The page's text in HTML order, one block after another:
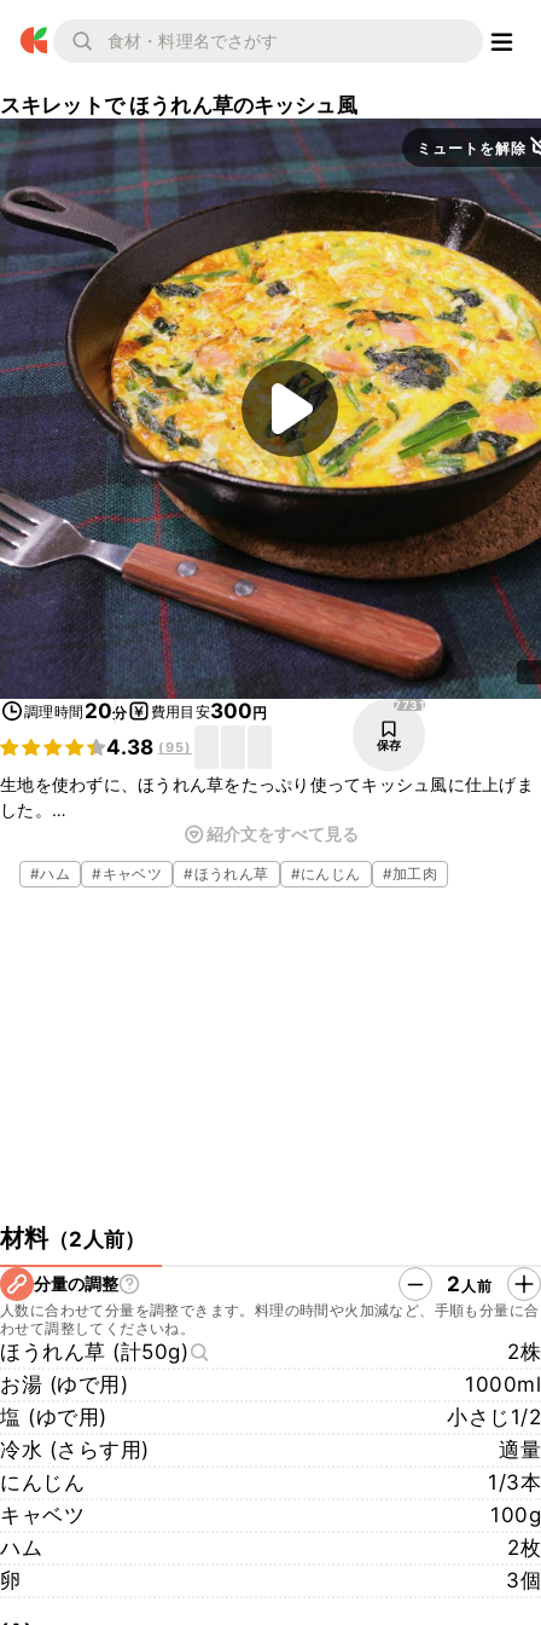
スキレットで ほうれん草のキッシュ風
ミュートを解除
調理時間 20分 費用目安300円
4.38 (95)
7731
保存
生地を使わずに、ほうれん草をたっぷり使ってキッシュ風に仕上げま
した。
野菜がたくさん入っていて彩りもきれいなので、パーティなどにもお
すすめですよ。
生地がないので作る手間もかからず、混ぜ合わせて焼くだけの簡単レ
紹介文をすべて見る
#ハム #キャベツ #ほうれん草 #にんじん #加工肉
材料（2人前）
分量の調整 2 人前
人数に合わせて分量を調整できます。料理の時間や火加減など、手順も分量に合
わせて調整してくださいね。
ほうれん草 (計50g)
2株
お湯 (ゆで用)
1000ml
塩 (ゆで用)
小さじ1/2
冷水 (さらす用)
適量
にんじん
1/3本
キャベツ
100g
ハム
2枚
卵
3個